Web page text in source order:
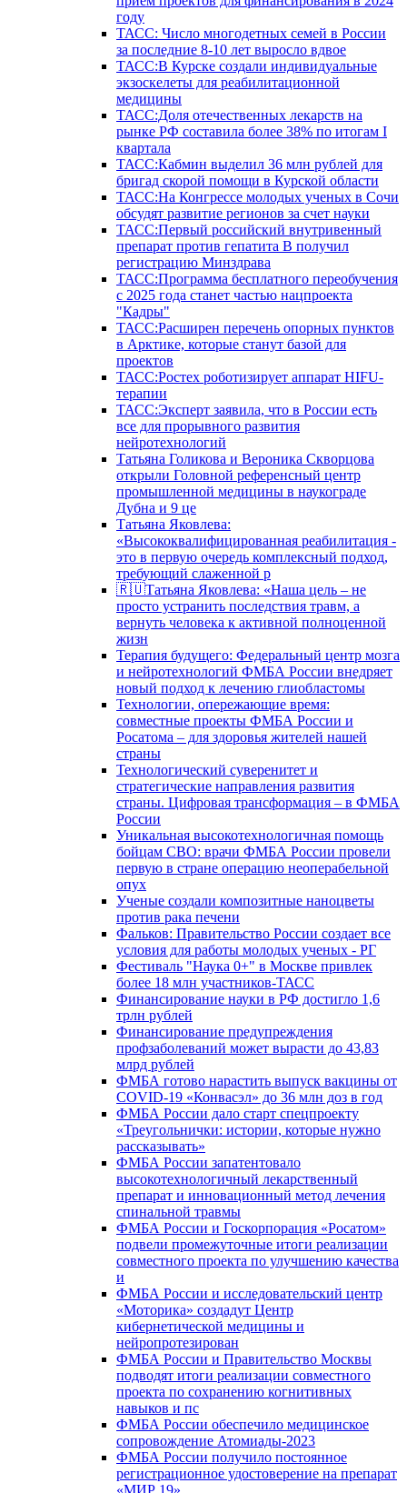
году
ТАСС: Число многодетных семей в России
за последние 8-10 лет выросло вдвое
ТАСС:В Курске создали индивидуальные
экзоскелеты для реабилитационной
медицины
ТАСС:Доля отечественных лекарств на
рынке РФ составила более 38% по итогам I
квартала
ТАСС:Кабмин выделил 36 млн рублей для
бригад скорой помощи в Курской области
ТАСС:На Конгрессе молодых ученых в Сочи
обсудят развитие регионов за счет науки
ТАСС:Первый российский внутривенный
препарат против гепатита В получил
регистрацию Минздрава
ТАСС:Программа бесплатного переобучения
с 2025 года станет частью нацпроекта
"Кадры"
ТАСС:Расширен перечень опорных пунктов
в Арктике, которые станут базой для
проектов
ТАСС:Ростех роботизирует аппарат HIFU-
терапии
ТАСС:Эксперт заявила, что в России есть
все для прорывного развития
нейротехнологий
Татьяна Голикова и Вероника Скворцова
открыли Головной референсный центр
промышленной медицины в наукограде
Дубна и 9 це
Татьяна Яковлева:
«Высококвалифицированная реабилитация -
это в первую очередь комплексный подход,
требующий слаженной р
🇷🇺Татьяна Яковлева: «Наша цель – не
просто устранить последствия травм, а
вернуть человека к активной полноценной
жизн
Терапия будущего: Федеральный центр мозга
и нейротехнологий ФМБА России внедряет
новый подход к лечению глиобластомы
Технологии, опережающие время:
совместные проекты ФМБА России и
Росатома – для здоровья жителей нашей
страны
Технологический суверенитет и
стратегические направления развития
страны. Цифровая трансформация – в ФМБА
России
Уникальная высокотехнологичная помощь
бойцам СВО: врачи ФМБА России провели
первую в стране операцию неоперабельной
опух
Ученые создали композитные наноцветы
против рака печени
Фальков: Правительство России создает все
условия для работы молодых ученых - РГ
Фестиваль "Наука 0+" в Москве привлек
более 18 млн участников-ТАСС
Финансирование науки в РФ достигло 1,6
трлн рублей
Финансирование предупреждения
профзаболеваний может вырасти до 43,83
млрд рублей
ФМБА готово нарастить выпуск вакцины от
COVID-19 «Конвасэл» до 36 млн доз в год
ФМБА России дало старт спецпроекту
«Треугольнички: истории, которые нужно
рассказывать»
ФМБА России запатентовало
высокотехнологичный лекарственный
препарат и инновационный метод лечения
спинальной травмы
ФМБА России и Госкорпорация «Росатом»
подвели промежуточные итоги реализации
совместного проекта по улучшению качества
и
ФМБА России и исследовательский центр
«Моторика» создадут Центр
кибернетической медицины и
нейропротезирован
ФМБА России и Правительство Москвы
подводят итоги реализации совместного
проекта по сохранению когнитивных
навыков и пс
ФМБА России обеспечило медицинское
сопровождение Атомиады-2023
ФМБА России получило постоянное
регистрационное удостоверение на препарат
«МИР 19»